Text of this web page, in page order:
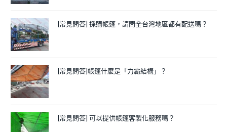
[常見問答] 採購帳篷，請問全台灣地區都有配送嗎？
[常見問答]帳篷什麼是「力霸結構」？
[常見問答] 可以提供帳篷客製化服務嗎？